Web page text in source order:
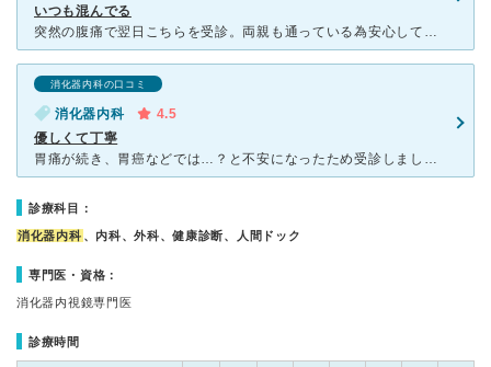
いつも混んでる
突然の腹痛で翌日こちらを受診。両親も通っている為安心して任せれました。いつも混んでるイメージなので朝に母に診察券を先に出してもらってから行ったので待ち時間も少なくて済みました。通常であれば30分以上は
消化器内科の口コミ
消化器内科
4.5
優しくて丁寧
胃痛が続き、胃癌などでは…？と不安になったため受診しました。 予約とかしてなかったのですが、食事を抜いて行ったので、言ったらすぐに胃カメラをしてくれました。鼻からの胃カメラだったので、思っていたより
診療科目：
消化器内科 、内科、外科、健康診断、人間ドック
専門医・資格：
消化器内視鏡専門医
診療時間